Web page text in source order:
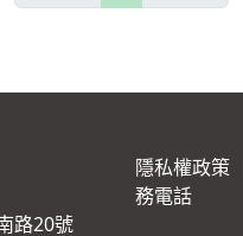
路20號
隱私權政策
務電話